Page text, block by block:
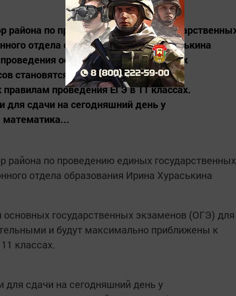
района по проведению единых
отдела образования Ирина Хураськина
основных государственных
становятся обязательными и будут
проведения ЕГЭ в 11 классах.
сдачи на сегодняшний день у
математика...
района по проведению единых государственных
отдела образования Ирина Хураськина
государственных экзаменов (ОГЭ) для
и будут максимально приближены к
классах.
сдачи на сегодняшний день у